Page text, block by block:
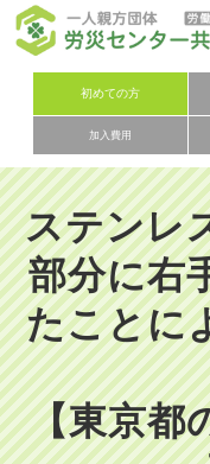
初めての方
加入費用
労災
ステンレ
部分に右
たことに
【東京都